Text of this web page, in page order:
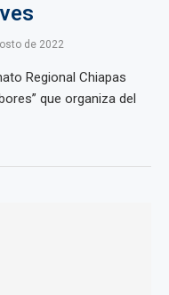
de 2022
Regional Chiapas
que organiza del